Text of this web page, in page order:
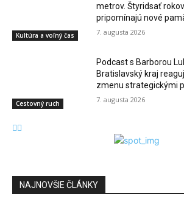
Kultúra a voľný čas
metrov. Štyridsať
pripomínajú nové
7. augusta 2026
Cestovný ruch
Podcast s Barborou
Bratislavský kraj
zmenu strategickými
7. augusta 2026
NAJNOVŠIE ČLÁNKY